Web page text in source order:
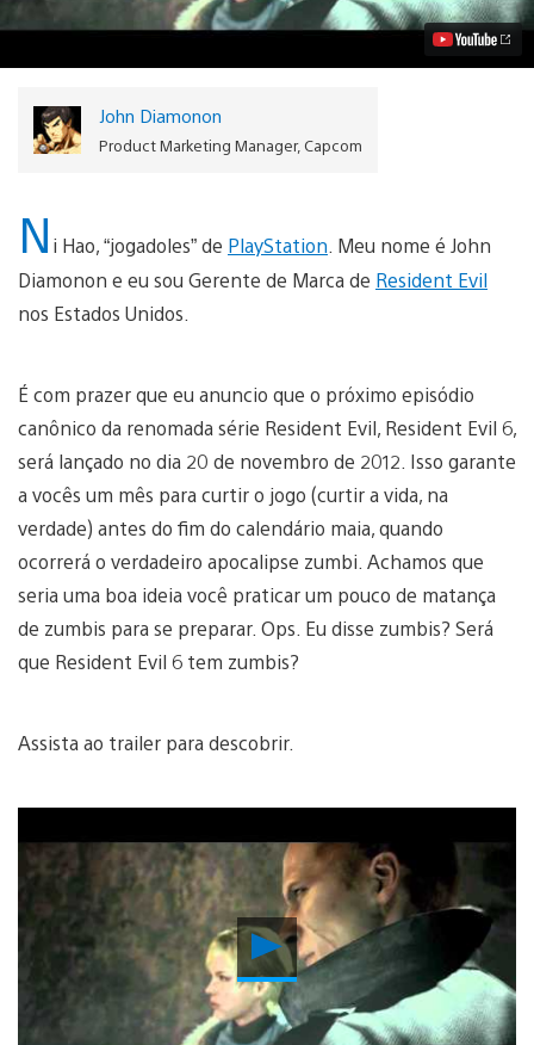
Vídeo
John Diamonon
Product Marketing Manager, Capcom
N i Hao, “jogadoles” de PlayStation . Meu nome é John
Diamonon e eu sou Gerente de Marca de Resident Evil
nos Estados Unidos.
É com prazer que eu anuncio que o próximo episódio
canônico da renomada série Resident Evil, Resident Evil 6,
será lançado no dia 20 de novembro de 2012. Isso garante
a vocês um mês para curtir o jogo (curtir a vida, na
verdade) antes do fim do calendário maia, quando
ocorrerá o verdadeiro apocalipse zumbi. Achamos que
seria uma boa ideia você praticar um pouco de matança
de zumbis para se preparar. Ops. Eu disse zumbis? Será
que Resident Evil 6 tem zumbis?
Assista ao trailer para descobrir.
Reproduzir
Vídeo